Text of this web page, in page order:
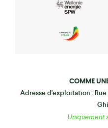
COMME
Adresse d'exploitation :
Uniquement